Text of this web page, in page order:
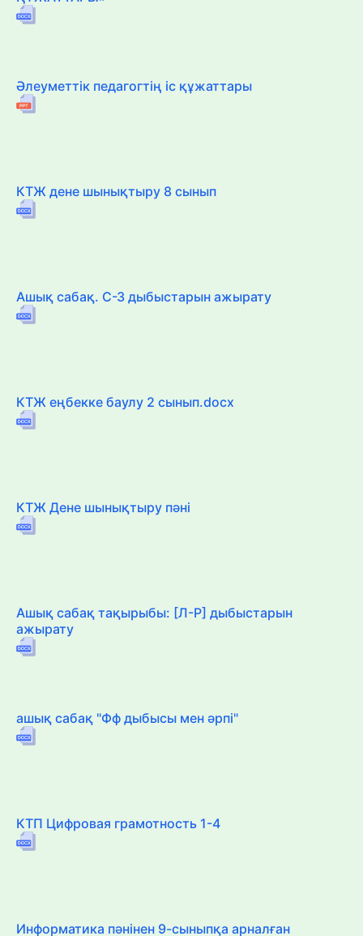
Әлеуметтік педагогтің іс құжаттары
КТЖ дене шынықтыру 8 сынып
Ашық сабақ. С-З дыбыстарын ажырату
КТЖ еңбекке баулу 2 сынып.docx
КТЖ Дене шынықтыру пәні
Ашық сабақ тақырыбы: [Л-Р] дыбыстарын
ажырату
ашық сабақ "Фф дыбысы мен әрпі"
КТП Цифровая грамотность 1-4
Информатика пәнінен 9-сыныпқа арналған